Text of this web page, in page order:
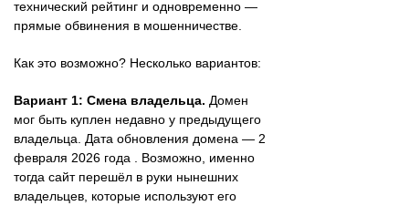
технический рейтинг и одновременно —
прямые обвинения в мошенничестве.
Как это возможно? Несколько вариантов:
Вариант 1: Смена владельца. Домен
мог быть куплен недавно у предыдущего
владельца. Дата обновления домена — 2
февраля 2026 года . Возможно, именно
тогда сайт перешёл в руки нынешних
владельцев, которые используют его